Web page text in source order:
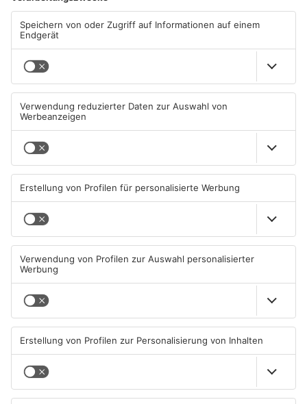
Mehr aus
Aschaffenburg
Kein Abschlussfeuerwerk
beim Alzenauer Stadtfest
wegen Trockenheit
07.08.2026, 08:15 UHR IN KREIS
ASCHAFFENBURG
Zwei Fußgänger in
Aschaffenburg von
Mercedes erfasst
07.08.2026, 07:52 UHR IN